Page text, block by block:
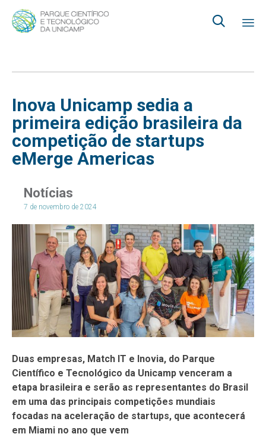

Inova Unicamp sedia a
primeira edição brasileira da
competição de startups
eMerge Americas
Notícias
7 de novembro de 2024
Duas empresas, Match IT e Inovia, do Parque
Científico e Tecnológico da Unicamp venceram a
etapa brasileira e serão as representantes do Brasil
em uma das principais competições mundiais
focadas na aceleração de startups, que acontecerá
em Miami no ano que vem